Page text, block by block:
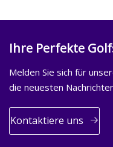
Ihre Perfekte
Melden Sie sich für
die neuesten
Kontaktiere uns